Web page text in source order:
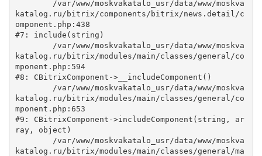
katalog.ru/bitrix/components/bitrix/news.detail/c
omponent.php:438
#7: include(string)
katalog.ru/bitrix/modules/main/classes/general/co
mponent.php:594
#8: CBitrixComponent->__includeComponent()
katalog.ru/bitrix/modules/main/classes/general/co
mponent.php:653
#9: CBitrixComponent->includeComponent(string, ar
ray, object)
katalog.ru/bitrix/modules/main/classes/general/ma